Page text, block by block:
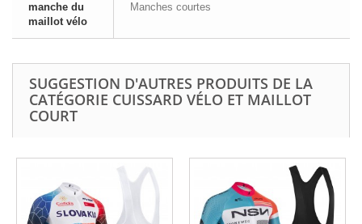
manche du
maillot vélo
Manches courtes
SUGGESTION D'AUTRES PRODUITS DE LA
CATÉGORIE CUISSARD VÉLO ET MAILLOT
COURT